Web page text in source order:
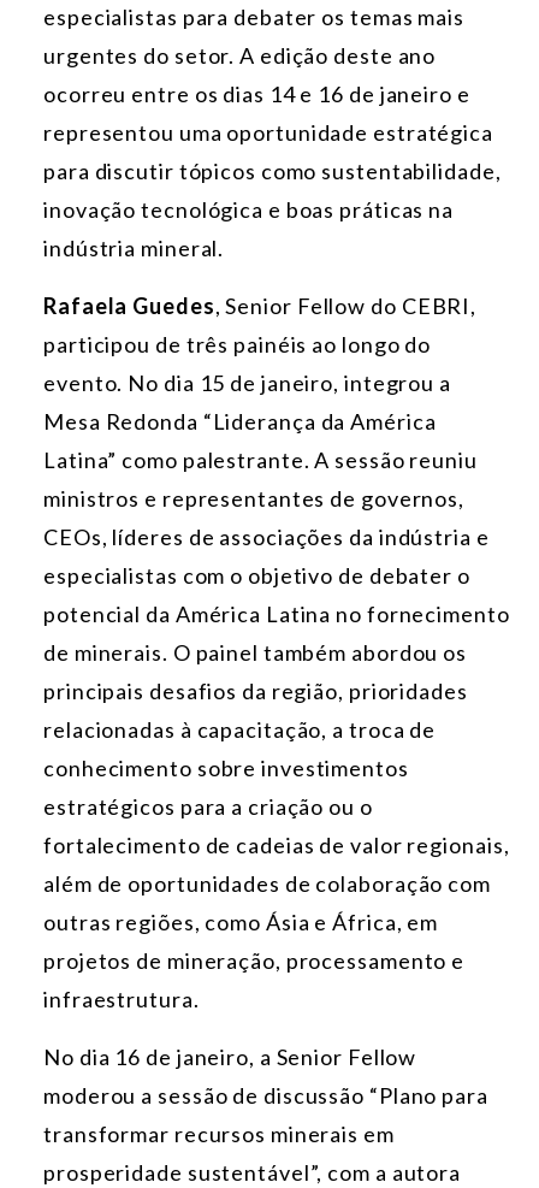
especialistas para debater os temas mais
urgentes do setor. A edição deste ano
ocorreu entre os dias 14 e 16 de janeiro e
representou uma oportunidade estratégica
para discutir tópicos como sustentabilidade,
inovação tecnológica e boas práticas na
indústria mineral.
Rafaela Guedes, Senior Fellow do CEBRI,
participou de três painéis ao longo do
evento. No dia 15 de janeiro, integrou a
Mesa Redonda “Liderança da América
Latina” como palestrante. A sessão reuniu
ministros e representantes de governos,
CEOs, líderes de associações da indústria e
especialistas com o objetivo de debater o
potencial da América Latina no fornecimento
de minerais. O painel também abordou os
principais desafios da região, prioridades
relacionadas à capacitação, a troca de
conhecimento sobre investimentos
estratégicos para a criação ou o
fortalecimento de cadeias de valor regionais,
além de oportunidades de colaboração com
outras regiões, como Ásia e África, em
projetos de mineração, processamento e
infraestrutura.
No dia 16 de janeiro, a Senior Fellow
moderou a sessão de discussão “Plano para
transformar recursos minerais em
prosperidade sustentável”, com a autora